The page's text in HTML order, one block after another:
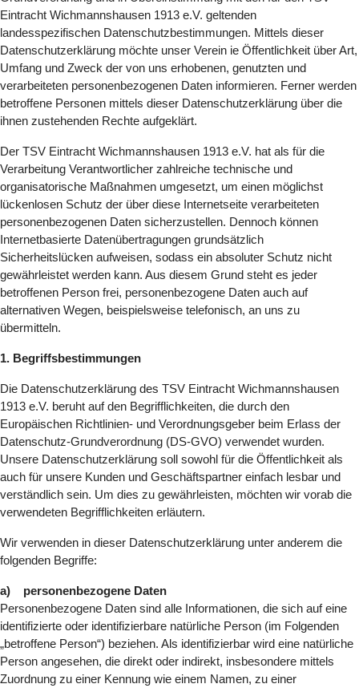
Eintracht Wichmannshausen 1913 e.V. geltenden
landesspezifischen Datenschutzbestimmungen. Mittels dieser
Datenschutzerklärung möchte unser Verein ie Öffentlichkeit über Art,
Umfang und Zweck der von uns erhobenen, genutzten und
verarbeiteten personenbezogenen Daten informieren. Ferner werden
betroffene Personen mittels dieser Datenschutzerklärung über die
ihnen zustehenden Rechte aufgeklärt.
Der TSV Eintracht Wichmannshausen 1913 e.V. hat als für die
Verarbeitung Verantwortlicher zahlreiche technische und
organisatorische Maßnahmen umgesetzt, um einen möglichst
lückenlosen Schutz der über diese Internetseite verarbeiteten
personenbezogenen Daten sicherzustellen. Dennoch können
Internetbasierte Datenübertragungen grundsätzlich
Sicherheitslücken aufweisen, sodass ein absoluter Schutz nicht
gewährleistet werden kann. Aus diesem Grund steht es jeder
betroffenen Person frei, personenbezogene Daten auch auf
alternativen Wegen, beispielsweise telefonisch, an uns zu
übermitteln.
1. Begriffsbestimmungen
Die Datenschutzerklärung des TSV Eintracht Wichmannshausen
1913 e.V. beruht auf den Begrifflichkeiten, die durch den
Europäischen Richtlinien- und Verordnungsgeber beim Erlass der
Datenschutz-Grundverordnung (DS-GVO) verwendet wurden.
Unsere Datenschutzerklärung soll sowohl für die Öffentlichkeit als
auch für unsere Kunden und Geschäftspartner einfach lesbar und
verständlich sein. Um dies zu gewährleisten, möchten wir vorab die
verwendeten Begrifflichkeiten erläutern.
Wir verwenden in dieser Datenschutzerklärung unter anderem die
folgenden Begriffe:
a) personenbezogene Daten
Personenbezogene Daten sind alle Informationen, die sich auf eine
identifizierte oder identifizierbare natürliche Person (im Folgenden
„betroffene Person“) beziehen. Als identifizierbar wird eine natürliche
Person angesehen, die direkt oder indirekt, insbesondere mittels
Zuordnung zu einer Kennung wie einem Namen, zu einer